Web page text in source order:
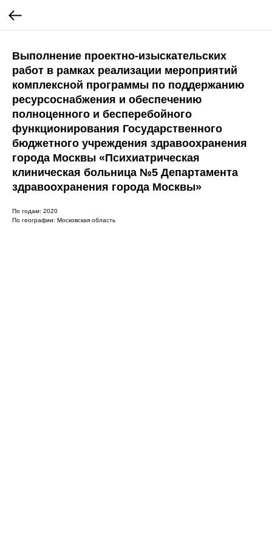
Выполнение проектно-изыскательских
работ в рамках реализации мероприятий
комплексной программы по поддержанию
ресурсоснабжения и обеспечению
полноценного и бесперебойного
функционирования Государственного
бюджетного учреждения здравоохранения
города Москвы «Психиатрическая
клиническая больница №5 Департамента
здравоохранения города Москвы»
По годам: 2020
По географии: Московская область